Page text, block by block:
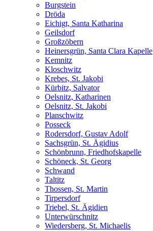
Burgstein
Dröda
Eichigt, Santa Katharina
Geilsdorf
Großzöbern
Heinersgrün, Santa Clara Kapelle
Kemnitz
Kloschwitz
Krebes, St. Jakobi
Kürbitz, Salvator
Oelsnitz, Katharinen
Oelsnitz, St. Jakobi
Planschwitz
Posseck
Rodersdorf, Gustav Adolf
Sachsgrün, St. Ägidius
Schönbrunn, Friedhofskapelle
Schöneck, St. Georg
Schwand
Taltitz
Thossen, St. Martin
Tirpersdorf
Triebel, St. Ägidien
Unterwürschnitz
Wiedersberg, St. Michaelis